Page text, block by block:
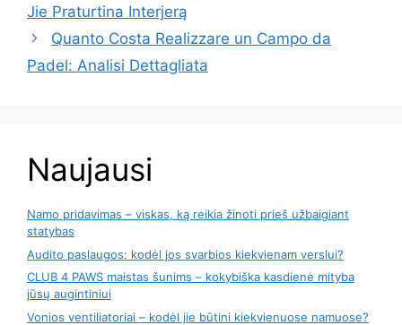
Jie Praturtina Interjerą
Quanto Costa Realizzare un Campo da
Padel: Analisi Dettagliata
Naujausi
Namo pridavimas – viskas, ką reikia žinoti prieš užbaigiant
statybas
Audito paslaugos: kodėl jos svarbios kiekvienam verslui?
CLUB 4 PAWS maistas šunims – kokybiška kasdienė mityba
jūsų augintiniui
Vonios ventiliatoriai – kodėl jie būtini kiekvienuose namuose?